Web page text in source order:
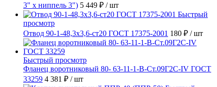
3" х ниппель 3") 5 449 ₽ / шт
Быстрый
просмотр
Отвод 90-1-48,3х3,6-ст20 ГОСТ 17375-2001 180 ₽ / шт
Быстрый просмотр
Фланец воротниковый 80- 63-11-1-B-Ст.09Г2С-IV ГОСТ
33259 4 381 ₽ / шт